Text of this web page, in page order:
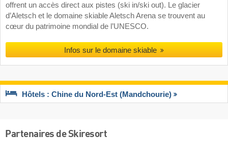
offrent un accès direct aux pistes (ski in/ski out). Le glacier
d’Aletsch et le domaine skiable Aletsch Arena se trouvent au
cœur du patrimoine mondial de l’UNESCO.
Infos sur le domaine skiable
Hôtels : Chine du Nord-Est (Mandchourie)
Partenaires de Skiresort